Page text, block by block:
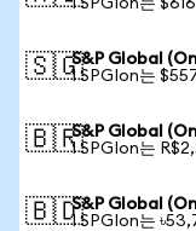
1 SPGIon는
🇸🇬S&P Global
1 SPGIon는
🇧🇷S&P Global
1 SPGIon는
🇧🇩S&P Global
1 SPGIon는